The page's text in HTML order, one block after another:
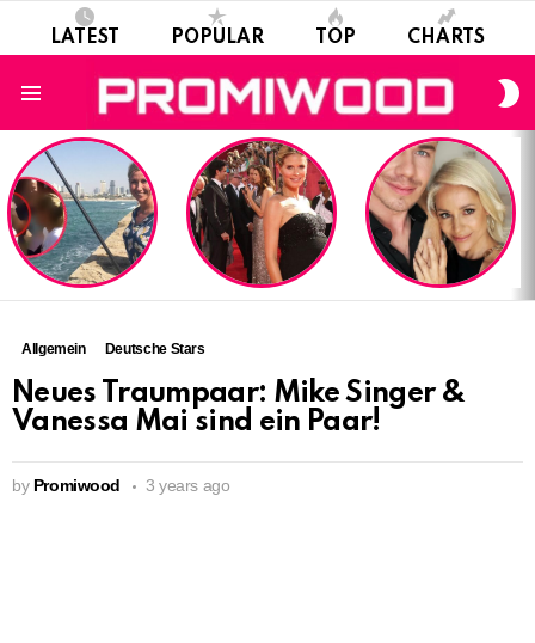
LATEST POPULAR TOP CHARTS
LATEST
STORIES
Allgemein Deutsche Stars
Neues Traumpaar: Mike Singer &
Vanessa Mai sind ein Paar!
by Promiwood 3 years ago